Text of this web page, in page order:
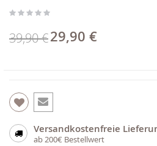
39,90 € Sonderpreis
29,90 €
Versandkostenfreie
ab 200€ Bestellwert